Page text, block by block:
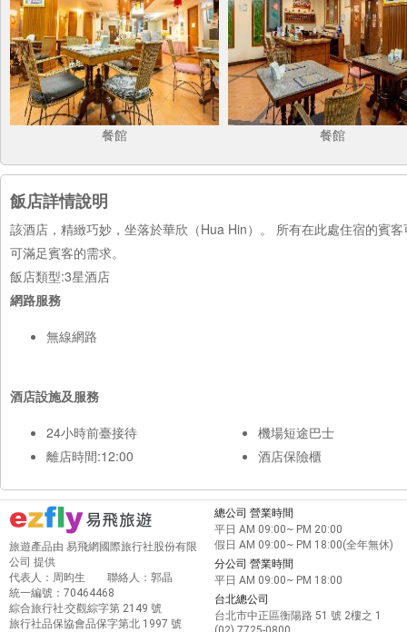
餐館 餐館
飯店詳情說明
該酒店，精緻巧妙，坐落於華欣（Hua Hin）。 所有在此處住宿的賓
可滿足賓客的需求。
飯店類型:3星酒店
網路服務
無線網路
酒店設施及服務
24小時前臺接待
離店時間:12:00
機場短途巴士
酒店保險櫃